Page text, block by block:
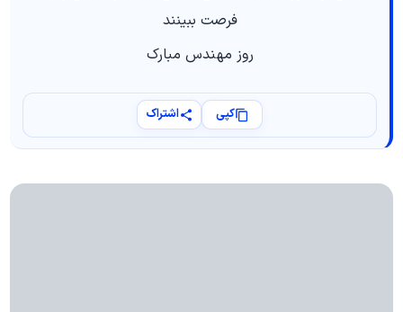
فرصت ببینند
روز مهندس مبارک
کپی اشتراک